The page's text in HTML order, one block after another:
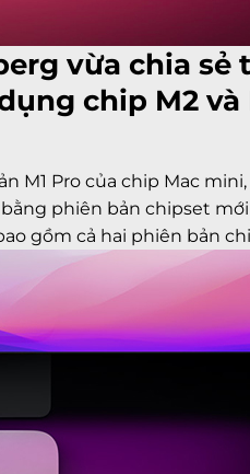
vừa chia
chip M2 và
Pro của chip Mac
phiên bản chipset
gồm cả hai phiên bản